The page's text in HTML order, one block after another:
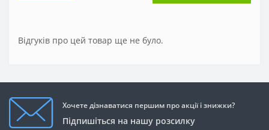
Відгуків про цей товар ще не було.
Хочете дізнаватися першим про акції і знижки?
Підпишіться на нашу розсилку